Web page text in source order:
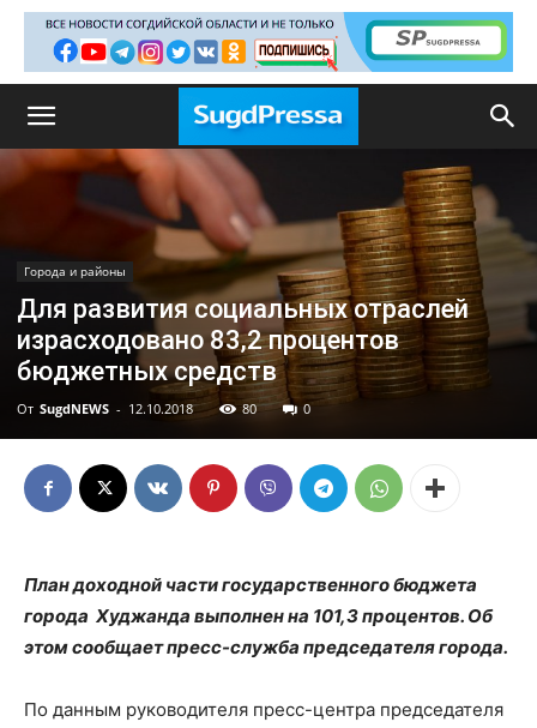
Города и районы
Для развития социальных отраслей
израсходовано 83,2 процентов
бюджетных средств
От SugdNEWS - 12.10.2018 80 0
План доходной части государственного бюджета
города Худжанда выполнен на 101,3 процентов. Об
этом сообщает пресс-служба председателя города.
По данным руководителя пресс-центра председателя